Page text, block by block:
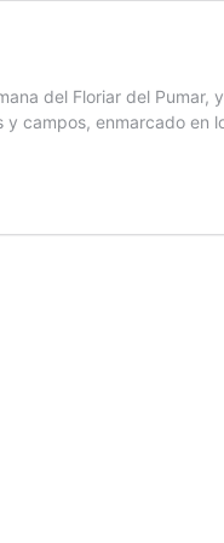
del Floriar del
campos, enmarcado